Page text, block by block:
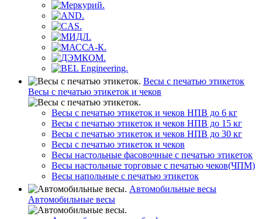
Весы с печатью этикеток
Весы с печатью этикеток и чеков
Весы с печатью этикеток и чеков НПВ до 6 кг
Весы с печатью этикеток и чеков НПВ до 15 кг
Весы с печатью этикеток и чеков НПВ до 30 кг
Весы с печатью этикеток и чеков
Весы настольные фасовочные с печатью этикеток
Весы настольные торговые с печатью чеков(ЧПМ)
Весы напольные с печатью этикеток
Автомобильные весы
Автомобильные весы